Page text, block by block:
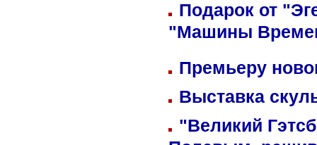
Подарок от
"Машины
Премьеру
Выставка
"Великий